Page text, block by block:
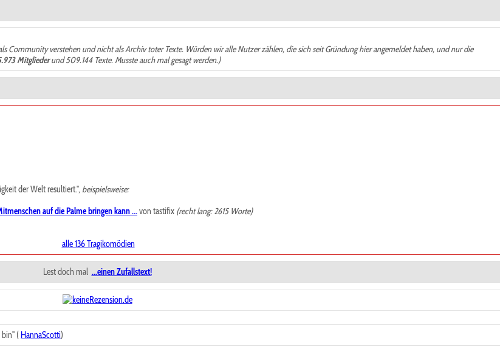
Community verstehen und nicht als Archiv toter Texte. Würden wir alle Nutzer zählen, die sich seit Gründung hier angemeldet haben, und nur die
Mitgliederund 509.144 Texte. Musste auch mal gesagt werden.)
der Welt resultiert.",beispielsweise:
auf die Palme bringen kann ...von tastifix (recht lang: 2615 Worte)
alle 136 Tragikomödien
Lest doch mal ...einen Zufallstext!
( HannaScotti)